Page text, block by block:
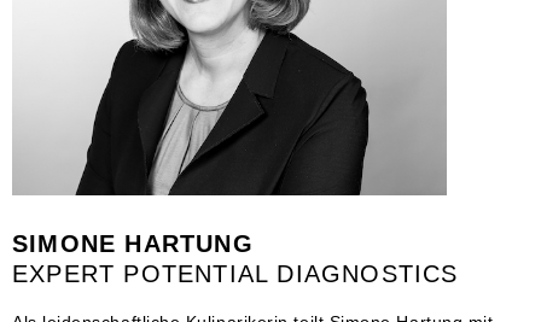
SIMONE HARTUNG
EXPERT POTENTIAL DIAGNOSTICS